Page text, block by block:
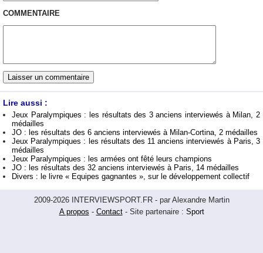
COMMENTAIRE
Lire aussi :
Jeux Paralympiques : les résultats des 3 anciens interviewés à Milan, 2
médailles
JO : les résultats des 6 anciens interviewés à Milan-Cortina, 2 médailles
Jeux Paralympiques : les résultats des 11 anciens interviewés à Paris, 3
médailles
Jeux Paralympiques : les armées ont fêté leurs champions
JO : les résultats des 32 anciens interviewés à Paris, 14 médailles
Divers : le livre « Equipes gagnantes », sur le développement collectif
2009-2026 INTERVIEWSPORT.FR - par Alexandre Martin
A propos - Contact- Site partenaire : Sport